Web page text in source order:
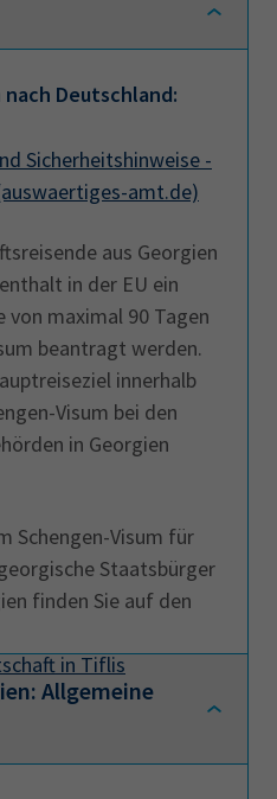
nach Deutschland:
Sicherheitshinweise -
amt.de)
aus Georgien
in der EU ein
von maximal 90 Tagen
beantragt werden.
innerhalb
Visum bei den
in Georgien
Schengen-Visum für
Staatsbürger
finden Sie auf den
in Tiflis